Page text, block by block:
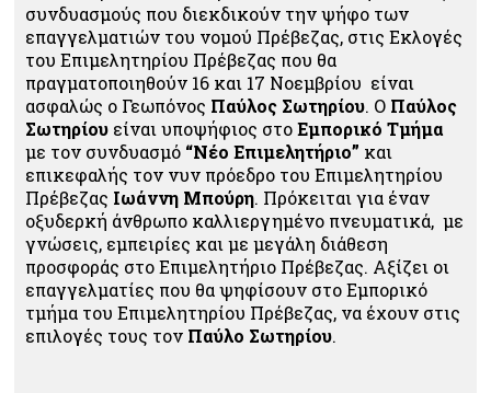
συνδυασμούς που διεκδικούν την ψήφο των
επαγγελματιών του νομού Πρέβεζας, στις Εκλογές
του Επιμελητηρίου Πρέβεζας που θα
πραγματοποιηθούν 16 και 17 Νοεμβρίου είναι
ασφαλώς ο Γεωπόνος Παύλος Σωτηρίου. Ο Παύλος
Σωτηρίου είναι υποψήφιος στοΕμπορικό Τμήμα
με τον συνδυασμό “Νέο Επιμελητήριο” και
επικεφαλής τον νυν πρόεδρο του Επιμελητηρίου
Πρέβεζας Ιωάννη Μπούρη. Πρόκειται για έναν
οξυδερκή άνθρωπο καλλιεργημένο πνευματικά, με
γνώσεις, εμπειρίες και με μεγάλη διάθεση
προσφοράς στο Επιμελητήριο Πρέβεζας. Αξίζει οι
επαγγελματίες που θα ψηφίσουν στο Εμπορικό
τμήμα του Επιμελητηρίου Πρέβεζας, να έχουν στις
επιλογές τους τον Παύλο Σωτηρίου.